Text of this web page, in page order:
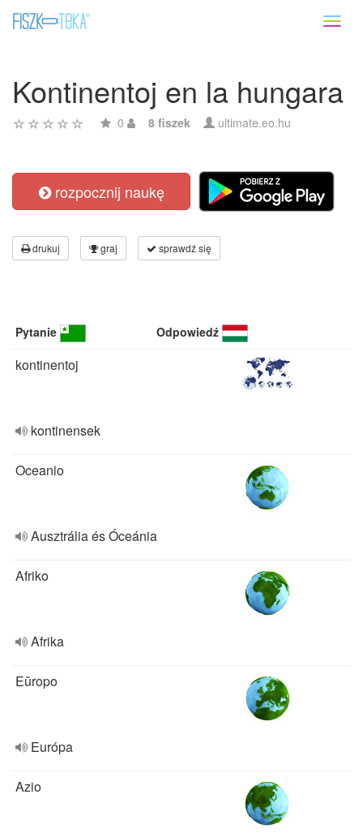
Kontinentoj en la hungara
0 8 fiszek ultimate.eo.hu
rozpocznij naukę
drukuj graj sprawdź się
Pytanie Odpowiedź
kontinentoj
kontinensek
Oceanio
Ausztrália és Óceánia
Afriko
Afrika
Eŭropo
Európa
Azio